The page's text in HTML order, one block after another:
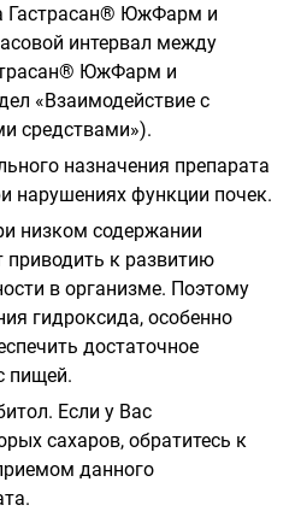
Гастрасан® ЮжФарм и
интервал между
ЮжФарм и
«Взаимодействие с
средствами»).
назначения препарата
нарушениях функции почек.
низком содержании
к развитию
в организме. Поэтому
гидроксида, особенно
достаточное
пищей.
Если у Вас
сахаров, обратитесь к
данного